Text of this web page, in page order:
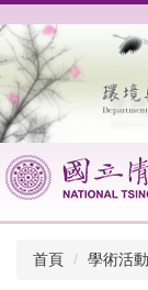
到
主
要
內
容
區
首頁 學術活動